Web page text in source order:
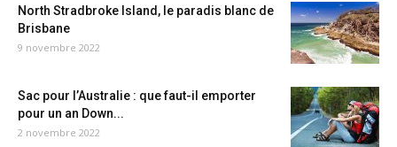
North Stradbroke Island, le paradis blanc de
Brisbane
9 novembre 2022
Sac pour l’Australie : que faut-il emporter
pour un an Down...
2 novembre 2022